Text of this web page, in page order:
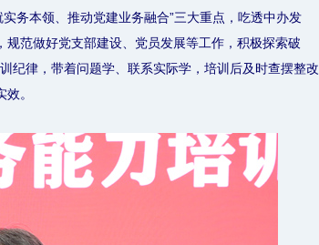
务本领、推动党建业务融合”三大重点，吃透中办发
规范做好党支部建设、党员发展等工作，积极探索破
纪律，带着问题学、联系实际学，培训后及时查摆整改
。